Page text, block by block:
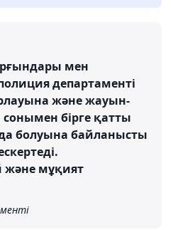
мен
департаменті
және жауын-
бірге қатты
болуына байланысты
және мұқият